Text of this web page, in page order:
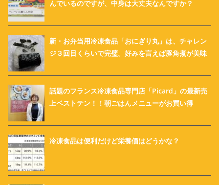
んでいるのですが、中身は大丈夫なんですか？
新・お弁当用冷凍食品「おにぎり丸」は、チャレン
ジ３回目くらいで完璧。好みを言えば豚角煮が美味
話題のフランス冷凍食品専門店「Picard」の最新売
上ベストテン！！朝ごはんメニューがお買い得
冷凍食品は便利だけど栄養価はどうかな？